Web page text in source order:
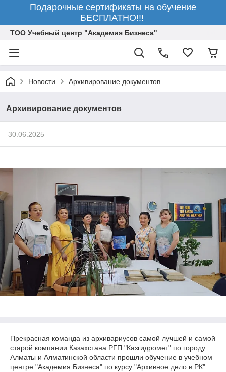
Подарочные сертификаты на обучение
БЕСПЛАТНО!!!
ТОО Учебный центр "Академия Бизнеса"
Новости Архивирование документов
Архивирование документов
30.06.2025
Прекрасная команда из архивариусов самой лучшей и самой
старой компании Казахстана РГП "Казгидромет" по городу
Алматы и Алматинской области прошли обучение в учебном
центре "Академия Бизнеса" по курсу "Архивное дело в РК".